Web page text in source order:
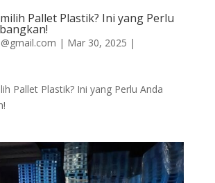
Pallet Plastik? Ini yang Perlu
| Mar 30, 2025 |
Pallet Plastik? Ini yang Perlu Anda